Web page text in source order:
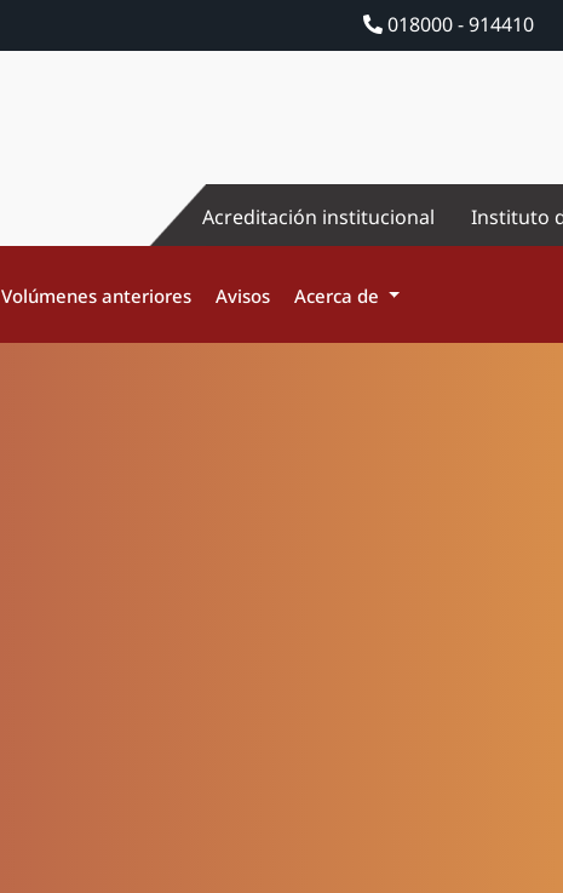
018000 - 914410
Acreditación institucional Instituto
Volúmenes anteriores Avisos Acerca de